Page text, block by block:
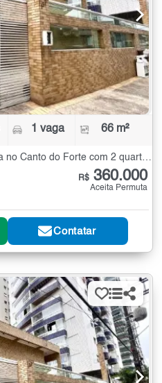
1 vaga 66 m²
R$ 360.000
Aceita Permuta
Contatar